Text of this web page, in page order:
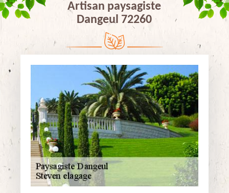
Artisan paysagiste
Dangeul 72260